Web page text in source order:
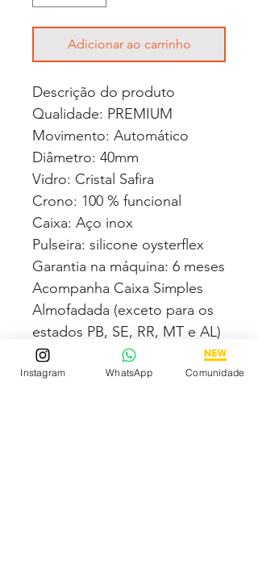
Adicionar ao carrinho
Descrição do produto
Qualidade: PREMIUM
Movimento: Automático
Diâmetro: 40mm
Vidro: Cristal Safira
Crono: 100 % funcional
Caixa: Aço inox
Pulseira: silicone oysterflex
Garantia na máquina: 6 meses
Acompanha Caixa Simples
Almofadada (exceto para os
estados PB, SE, RR, MT e AL)
Fotos e vídeos 100% reais
Instagram WhatsApp Comunidade